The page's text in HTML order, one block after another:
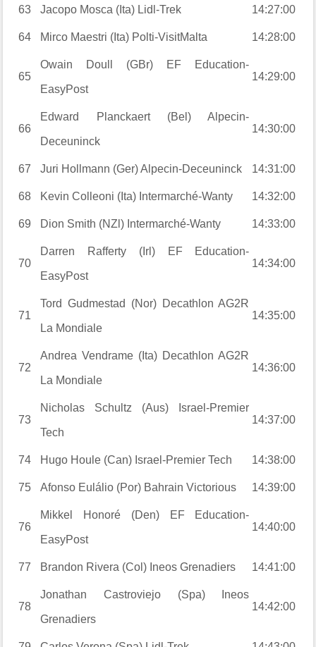
63 Jacopo Mosca (Ita) Lidl-Trek 14:27:00
64 Mirco Maestri (Ita) Polti-VisitMalta 14:28:00
65
Owain Doull (GBr) EF Education-
EasyPost
14:29:00
66
Edward Planckaert (Bel) Alpecin-
Deceuninck
14:30:00
67 Juri Hollmann (Ger) Alpecin-Deceuninck 14:31:00
68 Kevin Colleoni (Ita) Intermarché-Wanty 14:32:00
69 Dion Smith (NZl) Intermarché-Wanty 14:33:00
70
Darren Rafferty (Irl) EF Education-
EasyPost
14:34:00
71
Tord Gudmestad (Nor) Decathlon AG2R
La Mondiale
14:35:00
72
Andrea Vendrame (Ita) Decathlon AG2R
La Mondiale
14:36:00
73
Nicholas Schultz (Aus) Israel-Premier
Tech
14:37:00
74 Hugo Houle (Can) Israel-Premier Tech 14:38:00
75 Afonso Eulálio (Por) Bahrain Victorious 14:39:00
76
Mikkel Honoré (Den) EF Education-
EasyPost
14:40:00
77 Brandon Rivera (Col) Ineos Grenadiers 14:41:00
78
Jonathan Castroviejo (Spa) Ineos
Grenadiers
14:42:00